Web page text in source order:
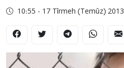
10:55 - 17 Tîrmeh (Temûz) 2013